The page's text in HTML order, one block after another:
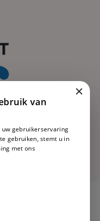
×
van
uw gebruikerservaring
gebruiken, stemt u in
met ons